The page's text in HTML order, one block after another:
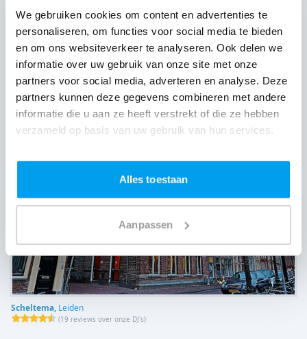
We gebruiken cookies om content en advertenties te
personaliseren, om functies voor social media te bieden
en om ons websiteverkeer te analyseren. Ook delen we
informatie over uw gebruik van onze site met onze
partners voor social media, adverteren en analyse. Deze
partners kunnen deze gegevens combineren met andere
informatie die u aan ze heeft verstrekt of die ze hebben
verzameld op basis van uw gebruik van hun services.
Alles toestaan
Aanpassen
Brasserie de Poort, Leiden
21 reviews over onze DJ's
Scheltema, Leiden
(19 reviews over onze DJ's)